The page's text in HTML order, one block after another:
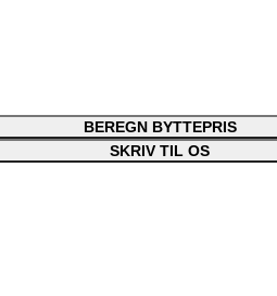
BEREGN BYTTEPRIS
SKRIV TIL OS